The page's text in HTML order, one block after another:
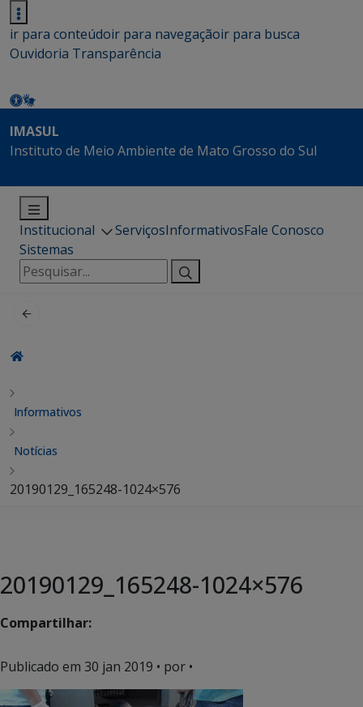
ir para conteúdoir para navegaçãoir para busca
Ouvidoria Transparência
IMASUL
Instituto de Meio Ambiente de Mato Grosso do Sul
Institucional ServiçosInformativosFale Conosco
Sistemas
Pesquisar
por:
Informativos
Notícias
20190129_165248-1024×576
20190129_165248-1024×576
Compartilhar:
Publicado em 30 jan 2019 • por •